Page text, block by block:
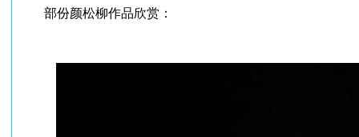
部份颜松柳作品欣赏：